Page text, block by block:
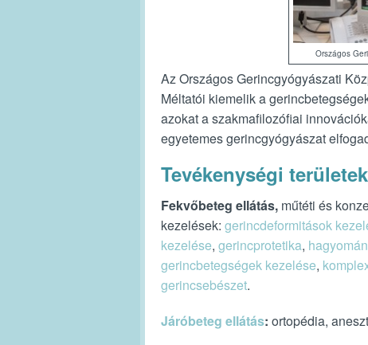
Országos
Az Országos Gerincgyógyászati
Méltatói kiemelik a
azokat a szakmafilozófiai
egyetemes gerincgyógyászat
Tevékenységi területek
Fekvőbeteg ellátás, műtéti és
kezelések: gerincdeformitások
kezelése, gerincprotetika,
gerincbetegségek kezelése,
gerincsebészet.
Járóbeteg ellátás: ortopédia,